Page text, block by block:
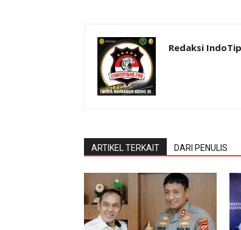
Redaksi
ARTIKEL TERKAIT DARI PENULIS